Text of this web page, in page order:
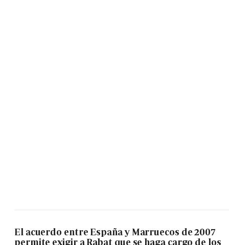
El acuerdo entre España y Marruecos de 2007
permite exigir a Rabat que se haga cargo de los